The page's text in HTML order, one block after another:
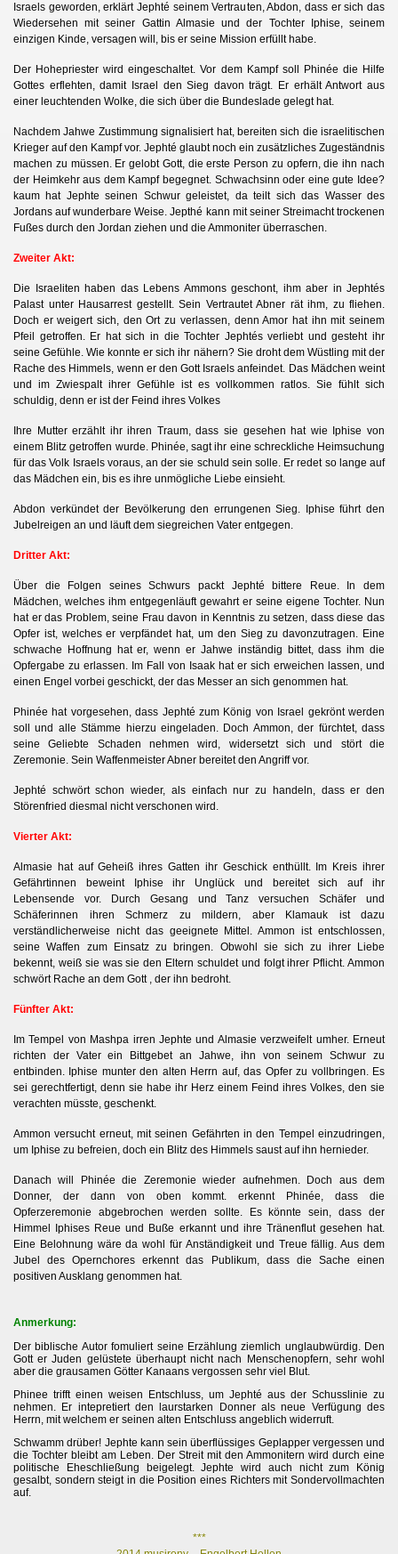
Israels geworden, erklärt Jephté seinem Vertrauten, Abdon, dass er sich das
Wiedersehen mit seiner Gattin Almasie und der Tochter Iphise, seinem
einzigen Kinde, versagen will, bis er seine Mission erfüllt habe.
Der Hohepriester wird eingeschaltet. Vor dem Kampf soll Phinée die Hilfe
Gottes erflehten, damit Israel den Sieg davon trägt. Er erhält Antwort aus
einer leuchtenden Wolke, die sich über die Bundeslade gelegt hat.
Nachdem Jahwe Zustimmung signalisiert hat, bereiten sich die israelitischen
Krieger auf den Kampf vor. Jephté glaubt noch ein zusätzliches Zugeständnis
machen zu müssen. Er gelobt Gott, die erste Person zu opfern, die ihn nach
der Heimkehr aus dem Kampf begegnet. Schwachsinn oder eine gute Idee?
kaum hat Jephte seinen Schwur geleistet, da teilt sich das Wasser des
Jordans auf wunderbare Weise. Jepthé kann mit seiner Streimacht trockenen
Fußes durch den Jordan ziehen und die Ammoniter überraschen.
Zweiter Akt:
Die Israeliten haben das Lebens Ammons geschont, ihm aber in Jephtés
Palast unter Hausarrest gestellt. Sein Vertrautet Abner rät ihm, zu fliehen.
Doch er weigert sich, den Ort zu verlassen, denn Amor hat ihn mit seinem
Pfeil getroffen. Er hat sich in die Tochter Jephtés verliebt und gesteht ihr
seine Gefühle. Wie konnte er sich ihr nähern? Sie droht dem Wüstling mit der
Rache des Himmels, wenn er den Gott Israels anfeindet. Das Mädchen weint
und im Zwiespalt ihrer Gefühle ist es vollkommen ratlos. Sie fühlt sich
schuldig, denn er ist der Feind ihres Volkes
Ihre Mutter erzählt ihr ihren Traum, dass sie gesehen hat wie Iphise von
einem Blitz getroffen wurde. Phinée, sagt ihr eine schreckliche Heimsuchung
für das Volk Israels voraus, an der sie schuld sein solle. Er redet so lange auf
das Mädchen ein, bis es ihre unmögliche Liebe einsieht.
Abdon verkündet der Bevölkerung den errungenen Sieg. Iphise führt den
Jubelreigen an und läuft dem siegreichen Vater entgegen.
Dritter Akt:
Über die Folgen seines Schwurs packt Jephté bittere Reue. In dem
Mädchen, welches ihm entgegenläuftgewahrt er seine eigene Tochter. Nun
hat er das Problem, seine Frau davon in Kenntnis zu setzen, dass diese das
Opfer ist, welches er verpfändet hat, um den Sieg zu davonzutragen. Eine
schwache Hoffnung hat er, wenn er Jahwe inständig bittet, dass ihm die
Opfergabe zu erlassen. Im Fall von Isaak hat er sich erweichen lassen, und
einen Engel vorbei geschickt, der das Messer an sich genommen hat.
Phinée hat vorgesehen, dass Jephté zum König von Israel gekrönt werden
soll und alle Stämme hierzu eingeladen. Doch Ammon, der fürchtet, dass
seine Geliebte Schaden nehmen wird, widersetzt sich und stört die
Zeremonie. Sein Waffenmeister Abner bereitet den Angriff vor.
Jephté schwört schon wieder, als einfach nur zu handeln, dass er den
Störenfried diesmal nicht verschonen wird.
Vierter Akt:
Almasie hat auf Geheiß ihres Gatten ihr Geschick enthüllt. Im Kreis ihrer
Gefährtinnen beweint Iphise ihr Unglück und bereitet sich auf ihr
Lebensende vor. Durch Gesang und Tanz versuchen Schäfer und
Schäferinnen ihren Schmerz zu mildern, aber Klamauk ist dazu
verständlicherweise nicht das geeignete Mittel. Ammon ist entschlossen,
seine Waffen zum Einsatz zu bringen. Obwohl sie sich zu ihrer Liebe
bekennt, weiß sie was sie den Eltern schuldet und folgt ihrer Pflicht. Ammon
schwört Rache an dem Gott , der ihn bedroht.
Fünfter Akt:
Im Tempel von Mashpa irren Jephte und Almasie verzweifelt umher. Erneut
richten der Vater ein Bittgebet an Jahwe, ihn von seinem Schwur zu
entbinden. Iphise munter den alten Herrn auf, das Opfer zu vollbringen. Es
sei gerechtfertigt, denn sie habe ihr Herz einem Feind ihres Volkes, den sie
verachten müsste, geschenkt.
Ammon versucht erneut, mit seinen Gefährten in den Tempel einzudringen,
um Iphise zu befreien, doch ein Blitz des Himmels saust auf ihn hernieder.
Danach will Phinée die Zeremonie wieder aufnehmen. Doch aus dem
Donner, der dann von oben kommt. erkennt Phinée, dass die
Opferzeremonie abgebrochen werden sollte. Es könnte sein, dass der
Himmel Iphises Reue und Buße erkannt und ihre Tränenflut gesehen hat.
Eine Belohnung wäre da wohl für Anständigkeit und Treue fällig. Aus dem
Jubel des Opernchores erkennt das Publikum, dass die Sache einen
positiven Ausklang genommen hat.
Anmerkung:
Der biblische Autor fomuliert seine Erzählung ziemlich unglaubwürdig. Den
Gott er Juden gelüstete überhaupt nicht nach Menschenopfern, sehr wohl
aber die grausamen Götter Kanaans vergossen sehr viel Blut.
Phinee trifft einen weisen Entschluss, um Jephté aus der Schusslinie zu
nehmen. Er intepretiert den laurstarken Donner als neue Verfügung des
Herrn, mit welchem er seinen alten Entschluss angeblich widerruft.
Schwamm drüber! Jephte kann sein überflüssiges Geplapper vergessen und
die Tochter bleibt am Leben. Der Streit mit den Ammonitern wird durch eine
politische Eheschließung beigelegt. Jephte wird auch nicht zum König
gesalbt, sondern steigt in die Position eines Richters mit Sondervollmachten
auf.
***